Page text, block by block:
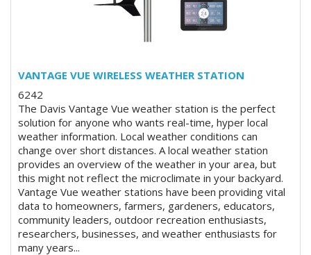
VANTAGE VUE WIRELESS WEATHER STATION
6242
The Davis Vantage Vue weather station is the perfect
solution for anyone who wants real-time, hyper local
weather information. Local weather conditions can
change over short distances. A local weather station
provides an overview of the weather in your area, but
this might not reflect the microclimate in your backyard.
Vantage Vue weather stations have been providing vital
data to homeowners, farmers, gardeners, educators,
community leaders, outdoor recreation enthusiasts,
researchers, businesses, and weather enthusiasts for
many years...